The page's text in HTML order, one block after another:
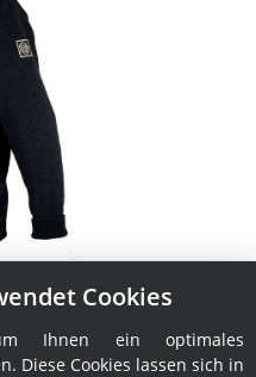
Hans BIO
*
Cookies
Ihnen ein optimales
Diese Cookies lassen sich in